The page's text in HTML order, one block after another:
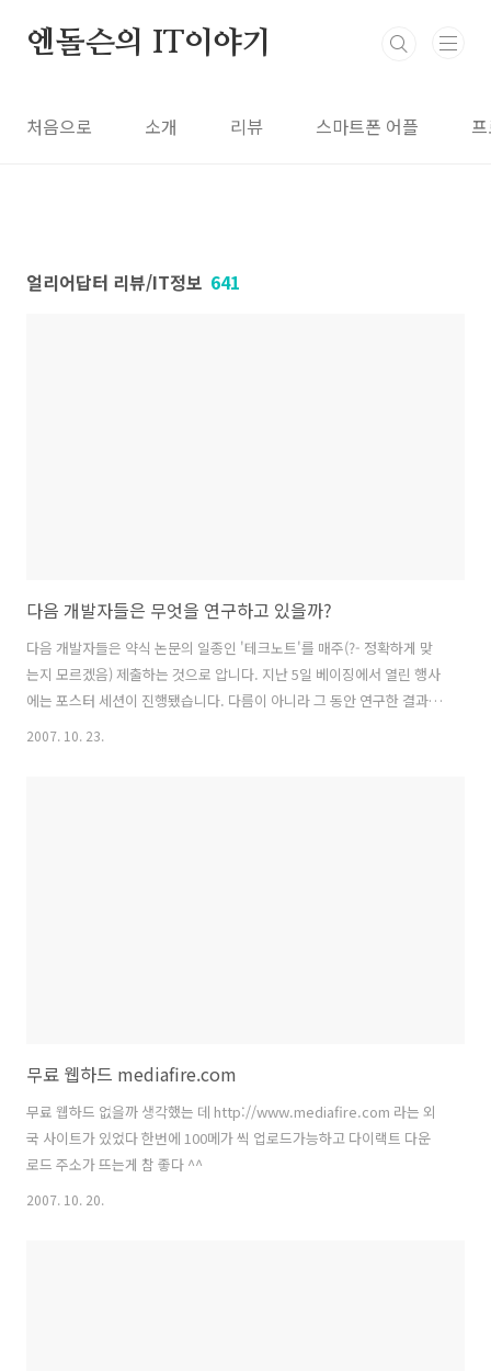
엔돌슨의 IT이야기
처음으로 소개 리뷰 스마트폰 어플
얼리어답터 리뷰/IT정보 641
다음 개발자들은 무엇을 연구하고 있을까?
다음 개발자들은 약식 논문의 일종인 '테크노트'를 매주(?- 정확하게 맞
는지 모르겠음) 제출하는 것으로 압니다. 지난 5일 베이징에서 열린 행사
에는 포스터 세션이 진행됐습니다. 다름이 아니라 그 동안 연구한 결과
일부를 공개하고 다른 다름 개발자들끼리 이를 공유하며 자유롭게 대화
2007. 10. 23.
무료 웹하드 mediafire.com
무료 웹하드 없을까 생각했는 데 http://www.mediafire.com 라는 외
국 사이트가 있었다 한번에 100메가 씩 업로드가능하고 다이랙트 다운
로드 주소가 뜨는게 참 좋다 ^^
2007. 10. 20.